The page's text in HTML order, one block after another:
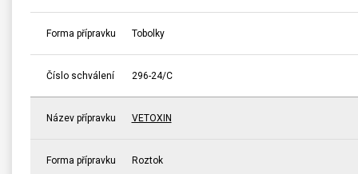
Forma přípravku Tobolky
Číslo schválení 296-24/C
Název přípravku VETOXIN
Forma přípravku Roztok